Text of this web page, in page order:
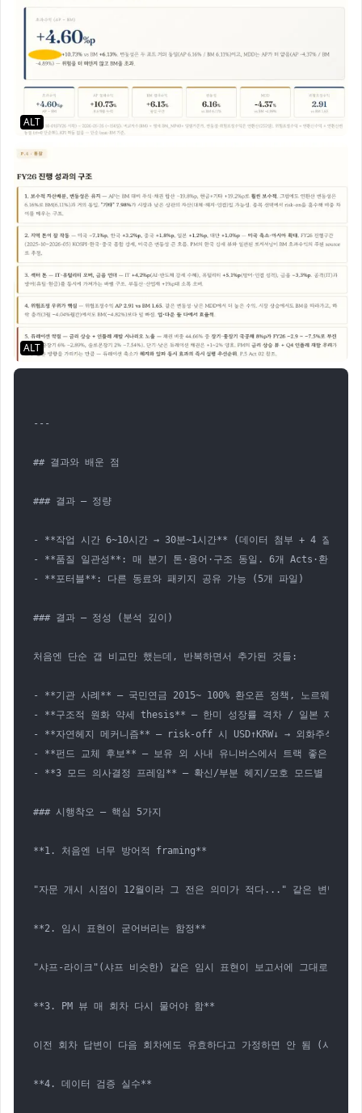
ALT
ALT
---
## 결과와 배운 점
### 결과 — 정량
- **작업 시간 6~10시간 → 30분~1시간** (데이터 첨부 + 4 질문 답
- **품질 일관성**: 매 분기 톤·용어·구조 동일. 6개 Acts·환오픈 7
- **포터블**: 다른 동료와 패키지 공유 가능 (5개 파일)
### 결과 — 정성 (분석 깊이)
처음엔 단순 갭 비교만 했는데, 반복하면서 추가된 것들:
- **기관 사례** — 국민연금 2015~ 100% 환오픈 정책, 노르웨이
- **구조적 원화 약세 thesis** — 한미 성장률 격차 / 일본 재정확
- **자연헤지 메커니즘** — risk-off 시 USD↑KRW↓ → 외화주식 손
- **펀드 교체 후보** — 보유 외 사내 유니버스에서 트랙 좋은 펀드
- **3 모드 의사결정 프레임** — 확신/부분 헤지/모호 모드별 액션
### 시행착오 — 핵심 5가지
**1. 처음엔 너무 방어적 framing**
"자문 개시 시점이 12월이라 그 전은 의미가 적다..." 같은 변명을
**2. 임시 표현이 굳어버리는 함정**
"샤프-라이크"(샤프 비슷한) 같은 임시 표현이 보고서에 그대로 정
**3. PM 뷰 매 회차 다시 물어야 함**
이전 회차 답변이 다음 회차에도 유효하다고 가정하면 안 됨 (시
**4. 데이터 검증 실수**